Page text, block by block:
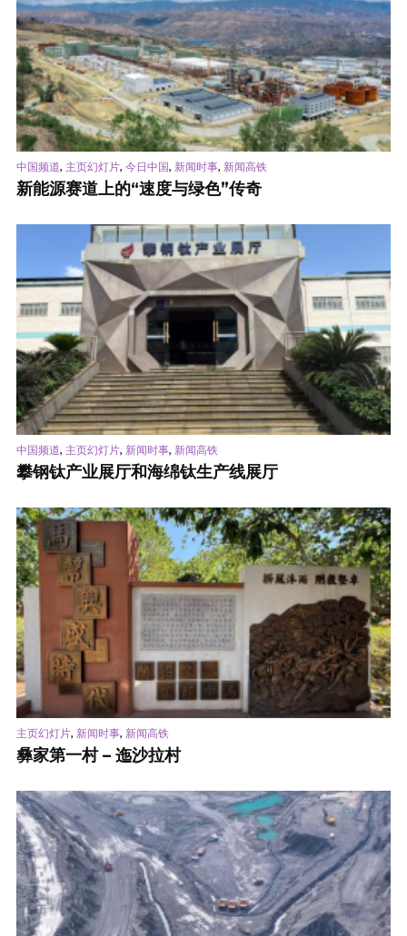
中国频道, 主页幻灯片, 今日中国, 新闻时事, 新闻高铁
新能源赛道上的“速度与绿色”传奇
中国频道, 主页幻灯片, 新闻时事, 新闻高铁
攀钢钛产业展厅和海绵钛生产线展厅
主页幻灯片, 新闻时事, 新闻高铁
彝家第一村 – 迤沙拉村